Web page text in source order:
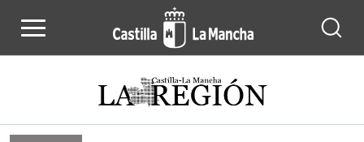
Noticias de la región de Castilla-La